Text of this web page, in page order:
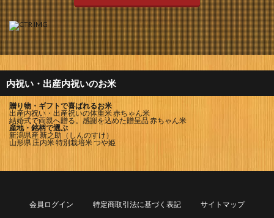
内祝い・出産内祝いのお米
贈り物・ギフトで喜ばれるお米
出産内祝い・出産祝いの体重米 赤ちゃん米
結婚式で両親へ贈る。感謝を込めた贈呈品 赤ちゃん米
産地・銘柄で選ぶ
新潟県産 新之助（しんのすけ）
山形県 庄内米 特別栽培米 つや姫
会員ログイン 特定商取引法に基づく表記 サイトマップ